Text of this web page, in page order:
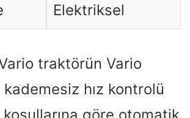
Elektriksel
traktörün Vario
kademesiz hız kontrolü
koşullarına göre otomatik